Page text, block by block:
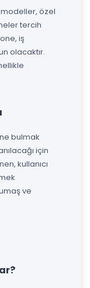
özel
tercih
iş
olacaktır.
bulmak
için
kullanıcı
ve